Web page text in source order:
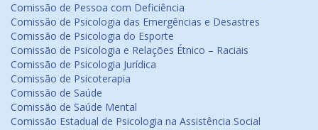
Comissão de Pessoa com Deficiência
Comissão de Psicologia das Emergências e Desastres
Comissão de Psicologia do Esporte
Comissão de Psicologia e Relações Étnico – Raciais
Comissão de Psicologia Jurídica
Comissão de Psicoterapia
Comissão de Saúde
Comissão de Saúde Mental
Comissão Estadual de Psicologia na Assistência Social